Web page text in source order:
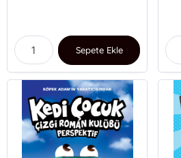
Sepete Ekle